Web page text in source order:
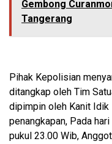
Gembong
Tangerang
Pihak Kepolisian
ditangkap oleh Tim
dipimpin oleh Kanit Idik
penangkapan, Pada
pukul 23.00 Wib,